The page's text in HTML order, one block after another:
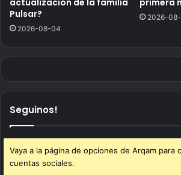
actualización de la familia
Pulsar?
2026-08-04
primera
2026-
Seguinos!
Vaya a la página de opciones de Arqam para
cuentas sociales.